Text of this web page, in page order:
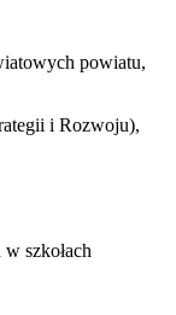
powiatu,
i Rozwoju),
szkołach